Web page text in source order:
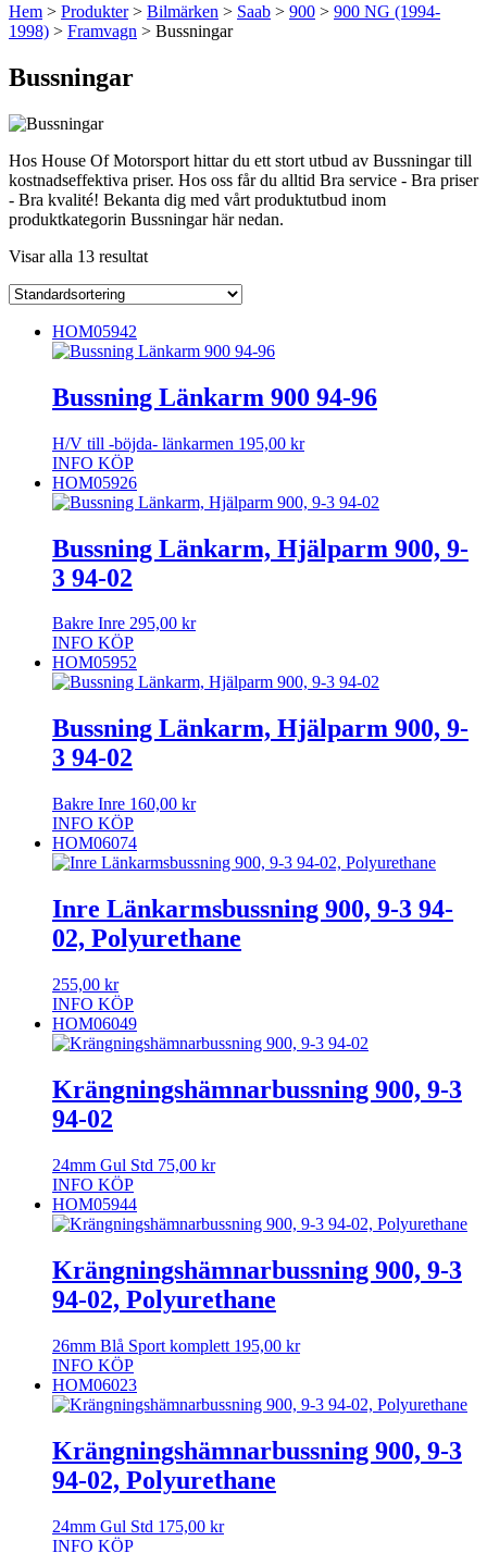
Hem > Produkter> Bilmärken > Saab > 900 > 900 NG (1994-
1998) > Framvagn > Bussningar
Bussningar
Hos House Of Motorsport hittar du ett stort utbud av Bussningar till
kostnadseffektiva priser. Hos oss får du alltid Bra service - Bra priser
- Bra kvalité! Bekanta dig med vårt produktutbud inom
produktkategorin Bussningar här nedan.
Visar alla 13 resultat
HOM05942
Bussning Länkarm 900 94-96
H/V till -böjda- länkarmen 195,00 kr
INFO KÖP
HOM05926
Bussning Länkarm, Hjälparm 900, 9-
3 94-02
Bakre Inre 295,00 kr
INFO KÖP
HOM05952
Bussning Länkarm, Hjälparm 900, 9-
3 94-02
Bakre Inre 160,00 kr
INFO KÖP
HOM06074
Inre Länkarmsbussning 900, 9-3 94-
02, Polyurethane
255,00 kr
INFO KÖP
HOM06049
Krängningshämnarbussning 900, 9-3
94-02
24mm Gul Std 75,00 kr
INFO KÖP
HOM05944
Krängningshämnarbussning 900, 9-3
94-02, Polyurethane
26mm Blå Sport komplett 195,00 kr
INFO KÖP
HOM06023
Krängningshämnarbussning 900, 9-3
94-02, Polyurethane
24mm Gul Std 175,00 kr
INFO KÖP